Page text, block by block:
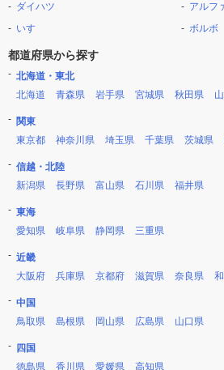
ダイハツ
いすゞ
アルフ
ボルボ
都道府県から探す
北海道・東北
北海道
青森県 岩手県 宮城県 秋田県
関東
東京都
神奈川県 埼玉県 千葉県 茨城県
信越・北陸
新潟県
長野県 富山県 石川県 福井県
東海
愛知県
岐阜県 静岡県 三重県
近畿
大阪府
兵庫県 京都府 滋賀県 奈良県
中国
鳥取県
島根県 岡山県 広島県 山口県
四国
徳島県
香川県 愛媛県 高知県